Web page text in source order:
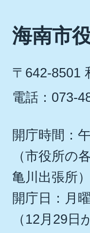
海南市
〒642-8501
電話：073-
開庁時間：
（市役所の
亀川出張所）
開庁日：月
（12月29